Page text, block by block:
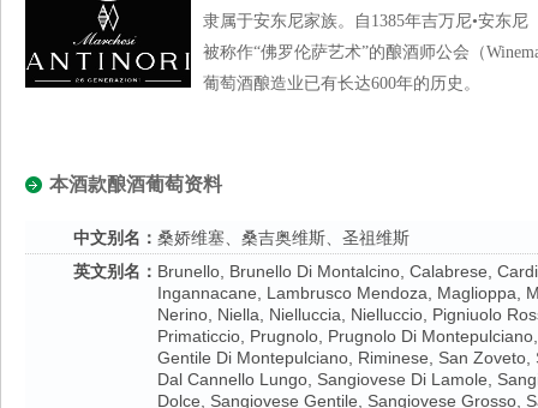
隶属于安东尼家族。自1385年吉万尼•安东
被称作“佛罗伦萨艺术”的酿酒师公会（
葡萄酒酿造业已有长达600年的历史。
本酒款酿酒葡萄资料
中文别名： 桑娇维塞、桑吉奥维斯、圣祖维斯
英文别名： Brunello, Brunello Di Montalcino, Calabrese,
Ingannacane, Lambrusco Mendoza, Maglioppa,
Nerino, Niella, Nielluccia, Nielluccio, Pigniuolo
Primaticcio, Prugnolo, Prugnolo Di
Gentile Di Montepulciano, Riminese, San
Dal Cannello Lungo, Sangiovese Di Lamole,
Dolce, Sangiovese Gentile, Sangiovese Grosso,